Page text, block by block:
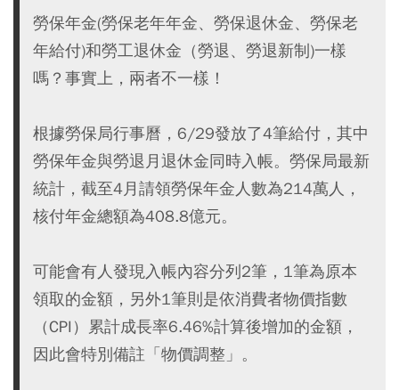
勞保年金(勞保老年年金、勞保退休金、勞保老
年給付)和勞工退休金（勞退、勞退新制)一樣
嗎？事實上，兩者不一樣！
根據勞保局行事曆，6/29發放了4筆給付，其中
勞保年金與勞退月退休金同時入帳。勞保局最新
統計，截至4月請領勞保年金人數為214萬人，
核付年金總額為408.8億元。
可能會有人發現入帳內容分列2筆，1筆為原本
領取的金額，另外1筆則是依消費者物價指數
（CPI）累計成長率6.46%計算後增加的金額，
因此會特別備註「物價調整」。